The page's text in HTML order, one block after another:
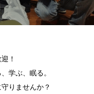
！
学ぶ、眠る。
りませんか？